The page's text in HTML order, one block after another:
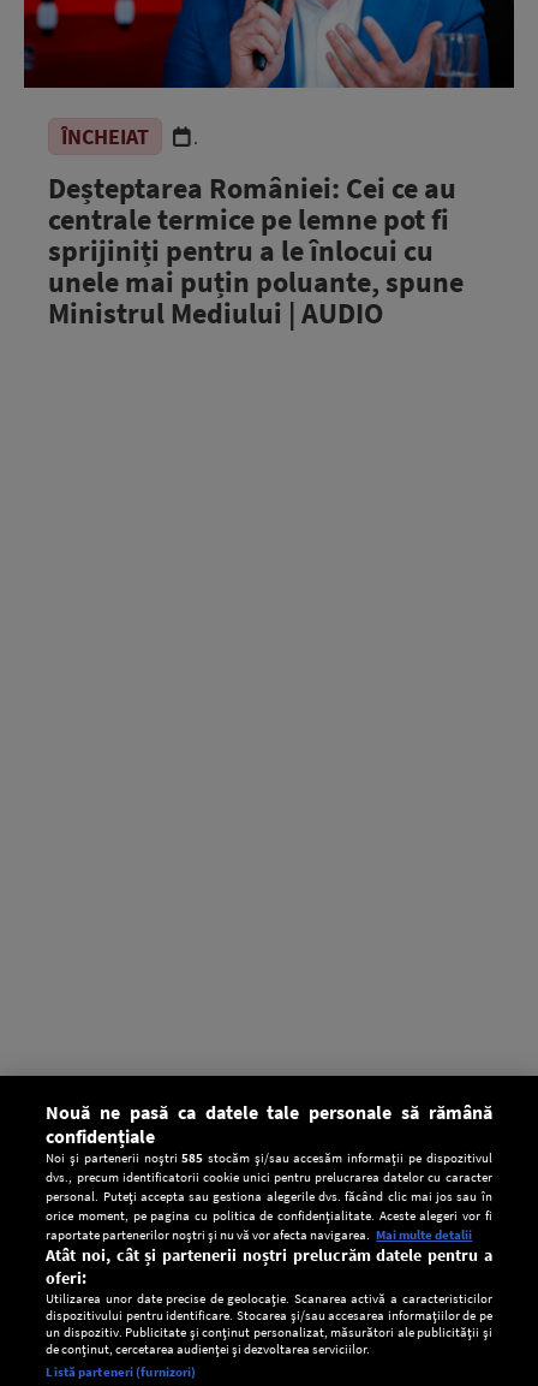
ÎNCHEIAT .
Deșteptarea României: Cei ce au
centrale termice pe lemne pot fi
sprijiniți pentru a le înlocui cu
unele mai puțin poluante, spune
Ministrul Mediului | AUDIO
Setări:
Nouă ne pasă ca datele tale personale să rămână
confidențiale
Noi și partenerii noștri585 stocăm și/sau accesăm informații pe dispozitivul
dvs., precum identificatorii cookie unici pentru prelucrarea datelor cu caracter
personal. Puteți accepta sau gestiona alegerile dvs. făcând clic mai jos sau în
orice moment, pe pagina cu politica de confidențialitate. Aceste alegeri vor fi
raportate partenerilor noștri și nu vă vor afecta navigarea. Mai multe detalii
Atât noi, cât și partenerii noștri prelucrăm datele pentru a
oferi:
Utilizarea unor date precise de geolocație. Scanarea activă a caracteristicilor
dispozitivului pentru identificare. Stocarea și/sau accesarea informațiilor de pe
un dispozitiv. Publicitate și conținut personalizat, măsurători ale publicității și
de conținut, cercetarea audienței și dezvoltarea serviciilor.
Listă parteneri (furnizori)